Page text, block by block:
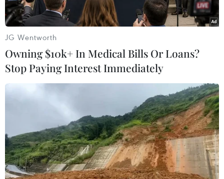
Theo Nghị quyết số 1656/NQ-UBTVQH15 ngày
16/6/2025 của Ủy ban Thường vụ Quốc hội, sau
khi sắp xếp, thành phố Hà Nội có 126 đơn vị
JG Wentworth
Owning $10k+ In Medical Bills Or Loans?
Stop Paying Interest Immediately